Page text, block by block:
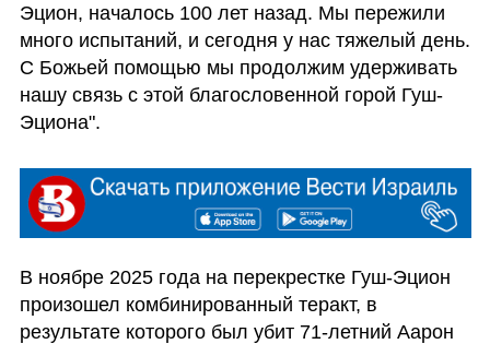
Эцион, началось 100 лет назад. Мы пережили
много испытаний, и сегодня у нас тяжелый день.
С Божьей помощью мы продолжим удерживать
нашу связь с этой благословенной горой Гуш-
Эциона".
В ноябре 2025 года на перекрестке Гуш-Эцион
произошел комбинированный теракт, в
результате которого был убит 71-летний Аарон